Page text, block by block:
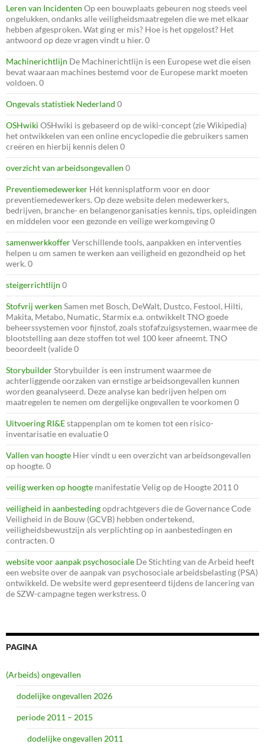
Leren van Incidenten Op een bouwplaats gebeuren nog steeds veel
ongelukken, ondanks alle veiligheidsmaatregelen die we met elkaar
hebben afgesproken. Wat ging er mis? Hoe is het opgelost? Het
antwoord op deze vragen vindt u hier. 0
Machinerichtlijn De Machinerichtlijn is een Europese wet die eisen
bevat waaraan machines bestemd voor de Europese markt moeten
voldoen. 0
Ongevals statistiek Nederland 0
OSHwiki OSHwiki is gebaseerd op de wiki-concept (zie Wikipedia)
het ontwikkelen van een online encyclopedie die gebruikers samen
creëren en hierbij kennis delen 0
overzicht van arbeidsongevallen 0
Preventiemedewerker Hét kennisplatform voor en door
preventiemedewerkers. Op deze website delen medewerkers,
bedrijven, branche- en belangenorganisaties kennis, tips, opleidingen
en middelen voor een gezonde en veilige werkomgeving 0
samenwerkkofferVerschillende tools, aanpakken en interventies
helpen u om samen te werken aan veiligheid en gezondheid op het
werk. 0
steigerrichtlijn 0
Stofvrij werken Samen met Bosch, DeWalt, Dustco, Festool, Hilti,
Makita, Metabo, Numatic, Starmix e.a. ontwikkelt TNO goede
beheerssystemen voor fijnstof, zoals stofafzuigsystemen, waarmee de
blootstelling aan deze stoffen tot wel 100 keer afneemt. TNO
beoordeelt (valide 0
StorybuilderStorybuilder is een instrument waarmee de
achterliggende oorzaken van ernstige arbeidsongevallen kunnen
worden geanalyseerd. Deze analyse kan bedrijven helpen om
maatregelen te nemen om dergelijke ongevallen te voorkomen 0
Uitvoering RI&Estappenplan om te komen tot een risico-
inventarisatie en evaluatie 0
Vallen van hoogte Hier vindt u een overzicht van arbeidsongevallen
op hoogte. 0
veilig werken op hoogte manifestatie Velig op de Hoogte 2011 0
veiligheid in aanbestedingopdrachtgevers die de Governance Code
Veiligheid in de Bouw (GCVB) hebben ondertekend,
veiligheidsbewustzijn als verplichting op in aanbestedingen en
contracten. 0
website voor aanpak psychosociale De Stichting van de Arbeid heeft
een website over de aanpak van psychosociale arbeidsbelasting (PSA)
ontwikkeld. De website werd gepresenteerd tijdens de lancering van
de SZW-campagne tegen werkstress. 0
PAGINA
(Arbeids) ongevallen
dodelijke ongevallen 2026
periode 2011 – 2015
dodelijke ongevallen 2011